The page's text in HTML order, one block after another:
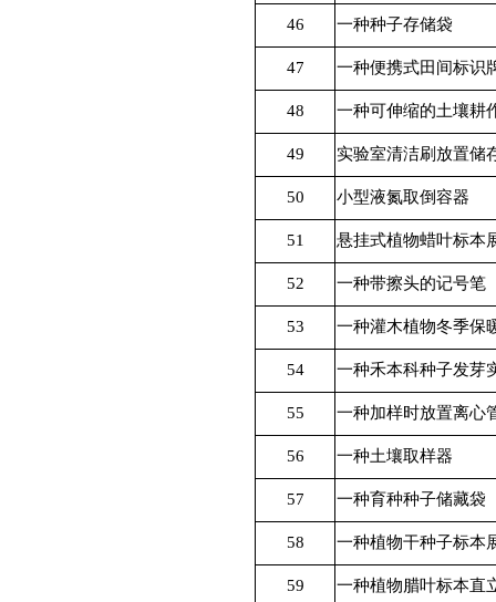
46 一种种子存储袋
47 一种便携式田间标识
48 一种可伸缩的土壤耕
49 实验室清洁刷放置储
50 小型液氮取倒容器
51 悬挂式植物蜡叶标本
52 一种带擦头的记号笔
53 一种灌木植物冬季保
54 一种禾本科种子发芽
55 一种加样时放置离心
56 一种土壤取样器
57 一种育种种子储藏袋
58 一种植物干种子标本
59 一种植物腊叶标本直